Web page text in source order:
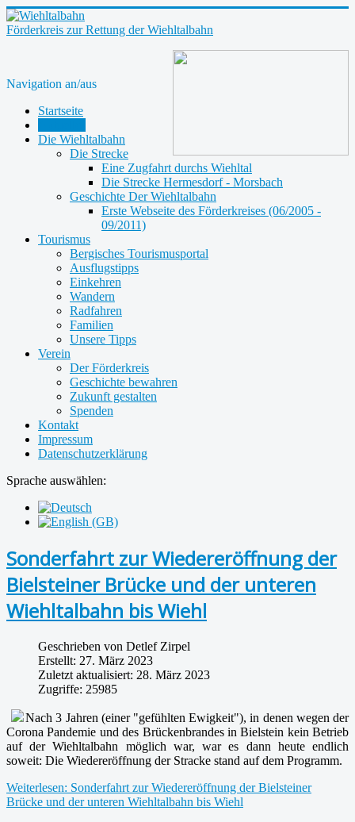
Förderkreis zur Rettung der Wiehltalbahn
Navigation an/aus
Startseite
Die Wiehltalbahn
Die Strecke
Eine Zugfahrt durchs Wiehltal
Die Strecke Hermesdorf - Morsbach
Geschichte Der Wiehltalbahn
Erste Webseite des Förderkreises (06/2005 -
09/2011)
Tourismus
Bergisches Tourismusportal
Ausflugstipps
Einkehren
Wandern
Radfahren
Familien
Unsere Tipps
Verein
Der Förderkreis
Geschichte bewahren
Zukunft gestalten
Spenden
Kontakt
Impressum
Datenschutzerklärung
Sprache auswählen:
Sonderfahrt zur Wiedereröffnung der
Bielsteiner Brücke und der unteren
Wiehltalbahn bis Wiehl
Geschrieben von Detlef Zirpel
Erstellt: 27. März 2023
Zuletzt aktualisiert: 28. März 2023
Zugriffe: 25985
Nach 3 Jahren (einer "gefühlten Ewigkeit"), in denen wegen der
Corona Pandemie und des Brückenbrandes in Bielstein kein Betrieb
auf der Wiehltalbahn möglich war, war es dann heute endlich
soweit: Die Wiedereröffnung der Stracke stand auf dem Programm.
Weiterlesen: Sonderfahrt zur Wiedereröffnung der Bielsteiner
Brücke und der unteren Wiehltalbahn bis Wiehl